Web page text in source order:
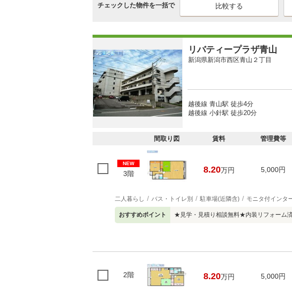
チェックした物件を一括で
リバティープラザ青山
新潟県新潟市西区青山２丁目
越後線 青山駅 徒歩4分
越後線 小針駅 徒歩20分
間取り図 賃料 管理費等
NEW
3階 8.20万円 5,000円
二人暮らし バス・トイレ別 駐車場(近隣含) モニタ付インタ
おすすめポイント ★見学・見積り相談無料★内装リフォーム
2階 8.20万円 5,000円